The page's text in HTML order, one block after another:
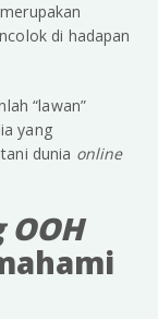
di hadapan
“lawan”
yang
dunia online